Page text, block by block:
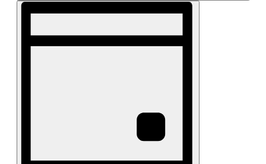
Schlüsselwort.
Veranstaltung
Navigation